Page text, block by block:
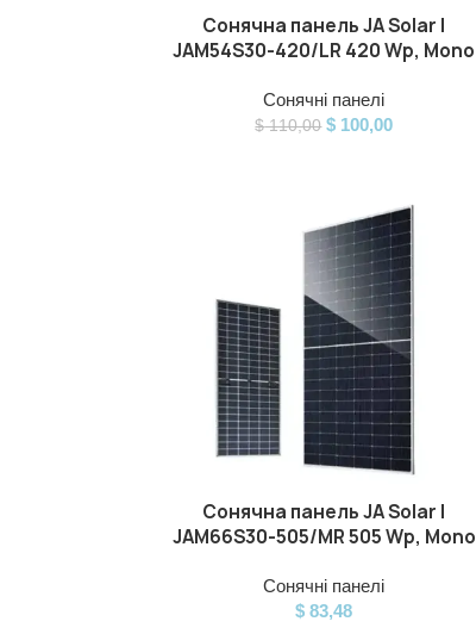
ДОДАТИ В КОШИК
Сонячна панель JA Solar |
JAM54S30-420/LR 420 Wp, Mono
Сонячні панелі
$110,00 $ 100,00
ДОДАТИ В КОШИК
Сонячна панель JA Solar |
JAM66S30-505/MR 505 Wp, Mono
Сонячні панелі
$ 83,48